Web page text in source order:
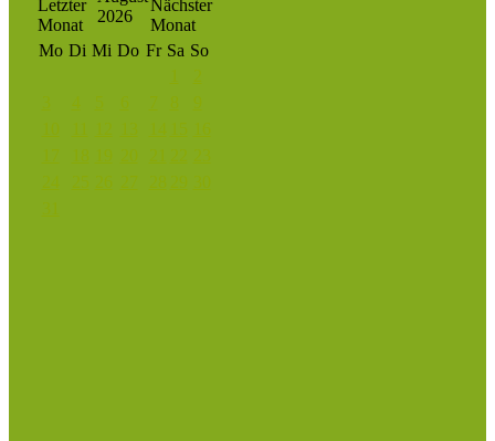
2026
Mo Di Mi Do Fr Sa So
2
3
4 5 6 7 8
9
10
12 13 14 15
16
17
18 19 20 21 22
23
24
25 26 27 28 29
30
31